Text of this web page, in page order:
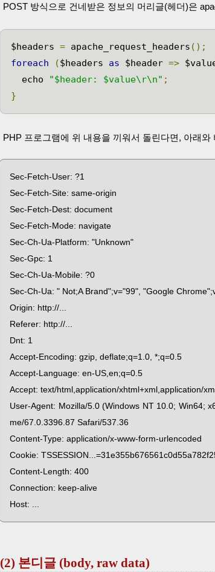
POST 방식으로 건네받은 정보의 머리글(헤더)은
$headers = apache_request_headers ();
foreach
($headers as $header =>
	echo
"$header: $value\r\n" ;
}
PHP 프로그램에 위 내용을 끼워서 돌린다면, 아래와
Sec-Fetch-User: ?1
Sec-Fetch-Site: same-origin
Sec-Fetch-Dest: document
Sec-Fetch-Mode: navigate
Sec-Ch-Ua-Platform: "Unknown"
Sec-Gpc: 1
Sec-Ch-Ua-Mobile: ?0
Sec-Ch-Ua: " Not;A Brand";v="99", "Google
Origin: http://...
Referer: http://...
Dnt: 1
Accept-Encoding: gzip, deflate;q=1.0, *;q=0.5
Accept-Language: en-US,en;q=0.5
Accept: text/html,application/xhtml+xml,application/
User-Agent: Mozilla/5.0 (Windows NT 10.0; Win64;
me/67.0.3396.87 Safari/537.36
Content-Type: application/x-www-form-urlencoded
Cookie:
Content-Length: 400
Connection: keep-alive
Host: ...
(2) 본디글 (body, raw data)